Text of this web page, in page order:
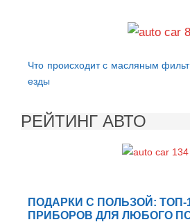
Что происходит с масляным
езды
РЕЙТИНГ АВТО
ПОДАРКИ С ПОЛЬЗОЙ: ТОП-
ПРИБОРОВ ДЛЯ ЛЮБОГО